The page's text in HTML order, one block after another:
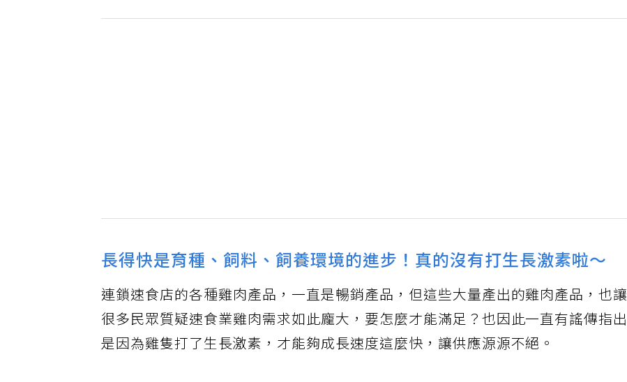
長得快是育種、飼料、飼養環境的進步！真的沒有打生長激素啦～
連鎖速食店的各種雞肉產品，一直是暢銷產品，但這些大量產出的雞肉產品，也讓
很多民眾質疑速食業雞肉需求如此龐大，要怎麼才能滿足？也因此一直有謠傳指出
是因為雞隻打了生長激素，才能夠成長速度這麼快，讓供應源源不絕。